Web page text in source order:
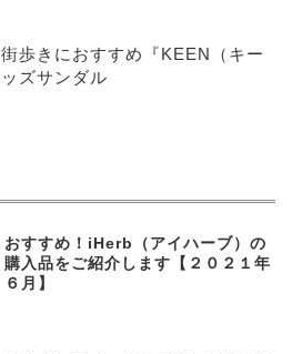
歩きにおすすめ『KEEN（キー
ズサンダル
おすすめ！iHerb（アイハーブ）の
購入品をご紹介します【２０２１年
６月】